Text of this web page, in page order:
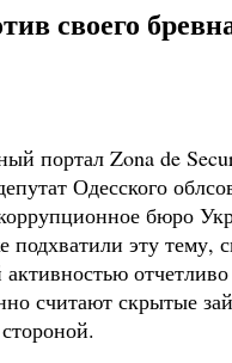
своего
портал Zona de
Одесского
бюро
подхватили эту тему,
считают скрытые